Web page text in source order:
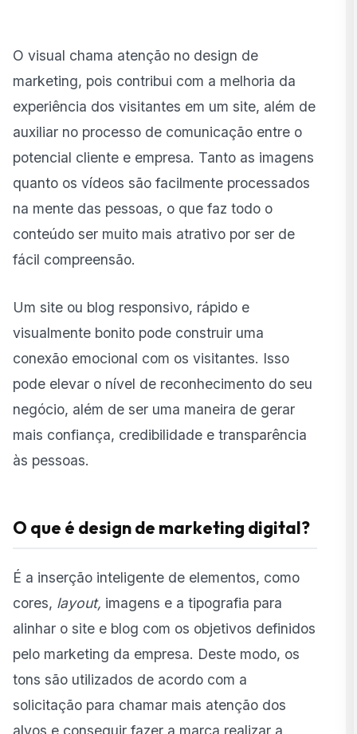
Quais elementos visuais geram melhores resultados?
Quais melhores práticas de design para campanhas?
Quais erros comuns no design de marketing?
Como a B20 aplica design estratégico?
O visual chama atenção no design de
marketing, pois contribui com a melhoria da
experiência dos visitantes em um site, além de
auxiliar no processo de comunicação entre o
potencial cliente e empresa. Tanto as imagens
quanto os vídeos são facilmente processados
na mente das pessoas, o que faz todo o
conteúdo ser muito mais atrativo por ser de
fácil compreensão.
Um site ou blog responsivo, rápido e
visualmente bonito pode construir uma
conexão emocional com os visitantes. Isso
pode elevar o nível de reconhecimento do seu
negócio, além de ser uma maneira de gerar
mais confiança, credibilidade e transparência
às pessoas.
O que é design de marketing digital?
É a inserção inteligente de elementos, como
cores, layout, imagens e a tipografia para
alinhar o site e blog com os objetivos definidos
pelo marketing da empresa. Deste modo, os
tons são utilizados de acordo com a
solicitação para chamar mais atenção dos
alvos e conseguir fazer a marca realizar a